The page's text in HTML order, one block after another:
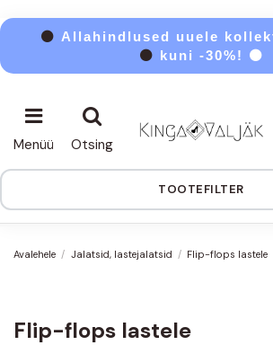
⚫ Allahindlused uuele
⚫ kuni -30%! ⚫
Menüü Otsing
TOOTEFILTER
Avalehele Jalatsid, lastejalatsid Flip-flops lastele
Flip-flops lastele